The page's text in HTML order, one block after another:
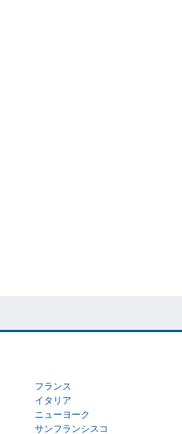
フランス
イタリア
ニューヨーク
サンフランシスコ